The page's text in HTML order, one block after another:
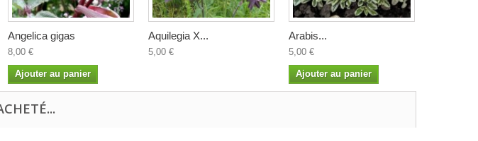
Angelica gigas
8,00 €
Ajouter au panier
Aquilegia X...
5,00 €
Arabis...
5,00 €
Ajouter au panier